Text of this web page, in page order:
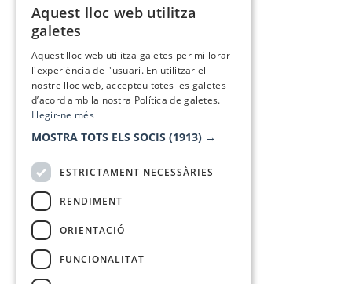
Aquest lloc web utilitza
galetes
Aquest lloc web utilitza galetes per millorar
l'experiència de l'usuari. En utilitzar el
nostre lloc web, accepteu totes les galetes
d’acord amb la nostra Política de galetes.
Llegir-ne més
MOSTRA TOTS ELS SOCIS (1913) →
ESTRICTAMENT NECESSÀRIES
RENDIMENT
ORIENTACIÓ
FUNCIONALITAT